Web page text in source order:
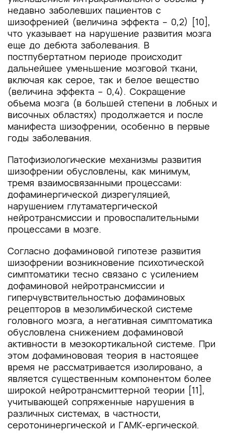
недавно заболевших пациентов с
шизофренией (величина эффекта – 0,2) [10],
что указывает на нарушение развития мозга
еще до дебюта заболевания. В
постпубертатном периоде происходит
дальнейшее уменьшение мозговой ткани,
включая как серое, так и белое вещество
(величина эффекта – 0,4). Сокращение
объема мозга (в большей степени в лобных и
височных областях) продолжается и после
манифеста шизофрении, особенно в первые
годы заболевания.
Патофизиологические механизмы развития
шизофрении обусловлены, как минимум,
тремя взаимосвязанными процессами:
дофаминергической дизрегуляцией,
нарушением глутаматергической
нейротрансмиссии и провоспалительными
процессами в мозге.
Согласно дофаминовой гипотезе развития
шизофрении возникновение психотической
симптоматики тесно связано с усилением
дофаминовой нейротрансмиссии и
гиперчувствительностью дофаминовых
рецепторов в мезолимбической системе
головного мозга, а негативная симптоматика
обусловлена снижением дофаминовой
активности в мезокортикальной системе. При
этом дофаминововая теория в настоящее
время не рассматривается изолировано, а
является существенным компонентом более
широкой нейротрансмиттерной теории [11],
учитывающей сопряженные нарушения в
различных системах, в частности,
серотонинергической и ГАМК-ергической.